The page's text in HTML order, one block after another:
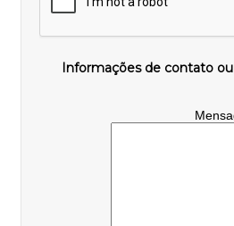
Informações de contato